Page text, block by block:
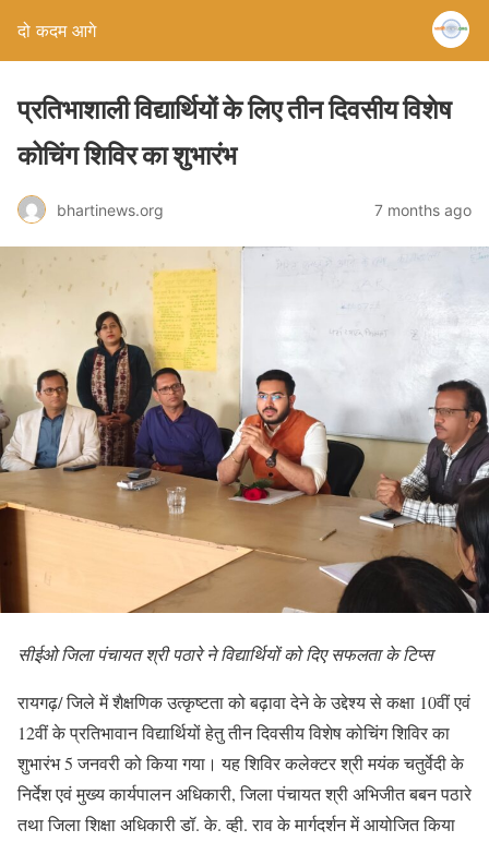
दो कदम आगे
प्रतिभाशाली विद्यार्थियों के लिए तीन दिवसीय विशेष
कोचिंग शिविर का शुभारंभ
bhartinews.org 7 months ago
सीईओ जिला पंचायत श्री पठारे ने विद्यार्थियों को दिए सफलता के टिप्स
रायगढ़/ जिले में शैक्षणिक उत्कृष्टता को बढ़ावा देने के उद्देश्य से कक्षा 10वीं एवं
12वीं के प्रतिभावान विद्यार्थियों हेतु तीन दिवसीय विशेष कोचिंग शिविर का
शुभारंभ 5 जनवरी को किया गया। यह शिविर कलेक्टर श्री मयंक चतुर्वेदी के
निर्देश एवं मुख्य कार्यपालन अधिकारी, जिला पंचायत श्री अभिजीत बबन पठारे
तथा जिला शिक्षा अधिकारी डॉ. के. व्ही. राव के मार्गदर्शन में आयोजित किया